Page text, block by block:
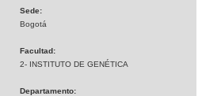
Sede:
Bogotá
Facultad:
2- INSTITUTO DE GENÉTICA
Departamento: